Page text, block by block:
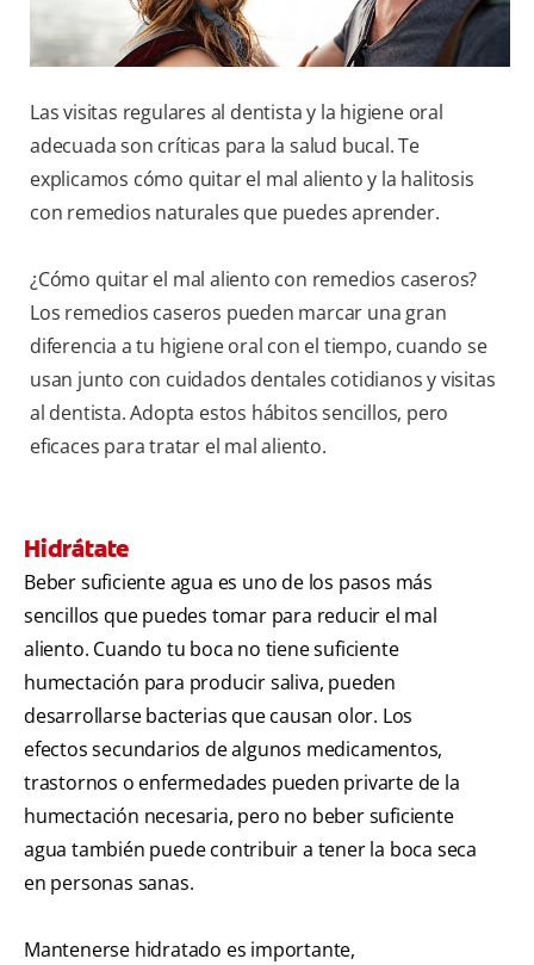
Las visitas regulares al dentista y la higiene oral
adecuada son críticas para la salud bucal. Te
explicamos cómo quitar el mal aliento y la halitosis
con remedios naturales que puedes aprender.
¿Cómo quitar el mal aliento con remedios caseros?
Los remedios caseros pueden marcar una gran
diferencia a tu higiene oral con el tiempo, cuando se
usan junto con cuidados dentales cotidianos y visitas
al dentista. Adopta estos hábitos sencillos, pero
eficaces para tratar el mal aliento.
Hidrátate
Beber suficiente agua es uno de los pasos más
sencillos que puedes tomar para reducir el mal
aliento. Cuando tu boca no tiene suficiente
humectación para producir saliva, pueden
desarrollarse bacterias que causan olor. Los
efectos secundarios de algunos medicamentos,
trastornos o enfermedades pueden privarte de la
humectación necesaria, pero no beber suficiente
agua también puede contribuir a tener la boca seca
en personas sanas.
Mantenerse hidratado es importante,